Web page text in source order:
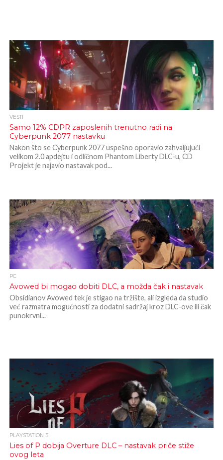
VESTI
Samo 12% CDPR zaposlenih trenutno radi na
Cyberpunk 2077 nastavku
Nakon što se Cyberpunk 2077 uspešno oporavio zahvaljujući
velikom 2.0 apdejtu i odličnom Phantom Liberty DLC-u, CD
Projekt je najavio nastavak pod...
PC
Avowed bi mogao dobiti DLC, a možda čak i nastavak
Obsidianov Avowed tek je stigao na tržište, ali izgleda da studio
već razmatra mogućnosti za dodatni sadržaj kroz DLC-ove ili čak
punokrvni...
PLAYSTATION 5
Lies of P dobija Overture DLC – nastavak priče stiže
ovog leta